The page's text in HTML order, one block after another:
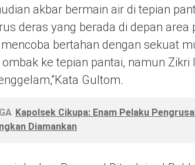
akbar bermain air di tepian
deras yang berada di depan
bertahan dengan sekuat
ke tepian pantai, namun
Gultom.
Kapolsek Cikupa: Enam Pelaku
Diamankan